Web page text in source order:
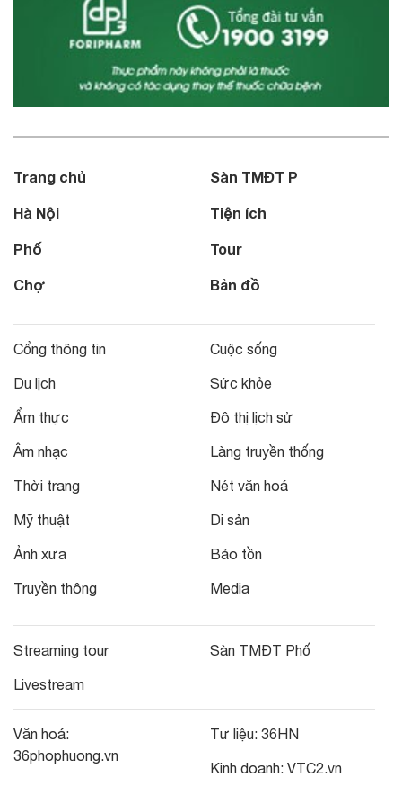
Trang chủ
Hà Nội
Phố
Chợ
Sàn TMĐT P
Tiện ích
Tour
Bản đồ
Cổng thông tin
Du lịch
Ẩm thực
Âm nhạc
Thời trang
Mỹ thuật
Ảnh xưa
Truyền thông
Cuộc sống
Sức khỏe
Đô thị lịch sử
Làng truyền thống
Nét văn hoá
Di sản
Bảo tồn
Media
Streaming tour
Livestream
Sàn TMĐT Phố
Văn hoá:
36phophuong.vn
Tư liệu: 36HN
Kinh doanh: VTC2.vn